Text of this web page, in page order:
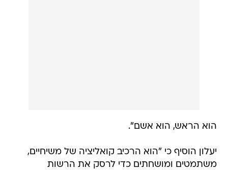
הוא הראש, הוא אשם".
יעלון הוסיף כי "הוא הרכיב קואליציה של משיחיים,
משתמטים ומושחתים כדי לרסק את הרשות